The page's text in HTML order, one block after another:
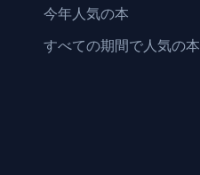
今年人気の本
すべての期間で人気の本